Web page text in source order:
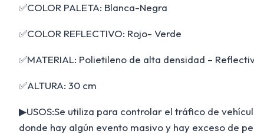
✅COLOR PALETA: Blanca-Negra
✅COLOR REFLECTIVO: Rojo- Verde
✅MATERIAL: Polietileno de alta densidad –
✅ALTURA: 30 cm
▶USOS:Se utiliza para controlar el tráfico de
donde hay algún evento masivo y hay exceso de